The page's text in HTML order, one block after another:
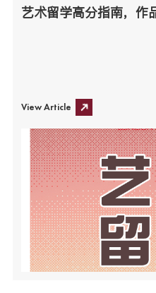
艺术留学高分指南，作
View Article